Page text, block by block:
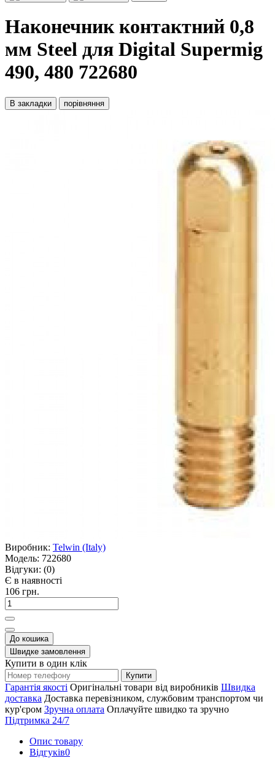
Наконечник контактний 0,8
мм Steel для Digital Supermig
490, 480 722680
В закладки порівняння
Виробник: Telwin (Italy)
Модель: 722680
Відгуки: (0)
Є в наявності
106 грн.
До кошика
Швидке замовлення
Купити в один клік
Купити
Гарантія якості Оригінальні товари від виробників Швидка
доставка Доставка перевізником, службовим транспортом чи
кур'єром Зручна оплата Оплачуйте швидко та зручно
Підтримка 24/7
Опис товару
Відгуків0